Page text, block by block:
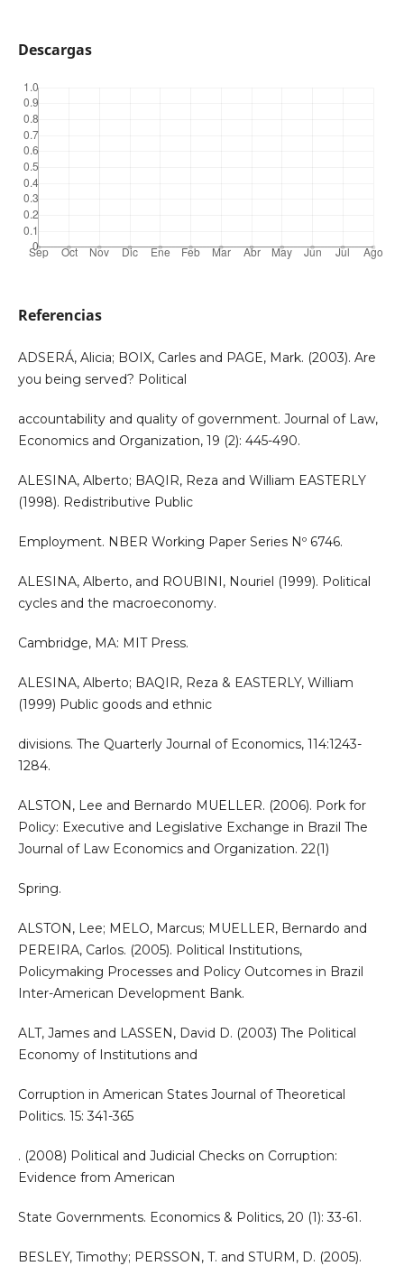
Descargas
Referencias
ADSERÁ, Alicia; BOIX, Carles and PAGE, Mark. (2003). Are
you being served? Political
accountability and quality of government. Journal of Law,
Economics and Organization, 19 (2): 445-490.
ALESINA, Alberto; BAQIR, Reza and William EASTERLY
(1998). Redistributive Public
Employment. NBER Working Paper Series Nº 6746.
ALESINA, Alberto, and ROUBINI, Nouriel (1999). Political
cycles and the macroeconomy.
Cambridge, MA: MIT Press.
ALESINA, Alberto; BAQIR, Reza & EASTERLY, William
(1999) Public goods and ethnic
divisions. The Quarterly Journal of Economics, 114:1243-
1284.
ALSTON, Lee and Bernardo MUELLER. (2006). Pork for
Policy: Executive and Legislative Exchange in Brazil The
Journal of Law Economics and Organization. 22(1)
Spring.
ALSTON, Lee; MELO, Marcus; MUELLER, Bernardo and
PEREIRA, Carlos. (2005). Political Institutions,
Policymaking Processes and Policy Outcomes in Brazil
Inter-American Development Bank.
ALT, James and LASSEN, David D. (2003) The Political
Economy of Institutions and
Corruption in American States Journal of Theoretical
Politics. 15: 341-365
. (2008) Political and Judicial Checks on Corruption:
Evidence from American
State Governments. Economics & Politics, 20 (1): 33-61.
BESLEY, Timothy; PERSSON, T. and STURM, D. (2005).